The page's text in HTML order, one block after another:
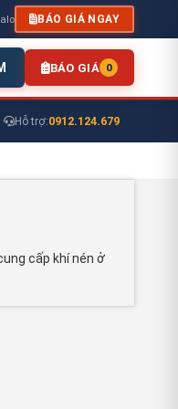
BÁO GIÁ NGAY
BÁO GIÁ 0
Hỗ trợ:0912.124.679
cấp khí nén ở